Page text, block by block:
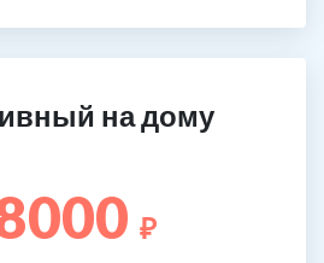
на дому
₽